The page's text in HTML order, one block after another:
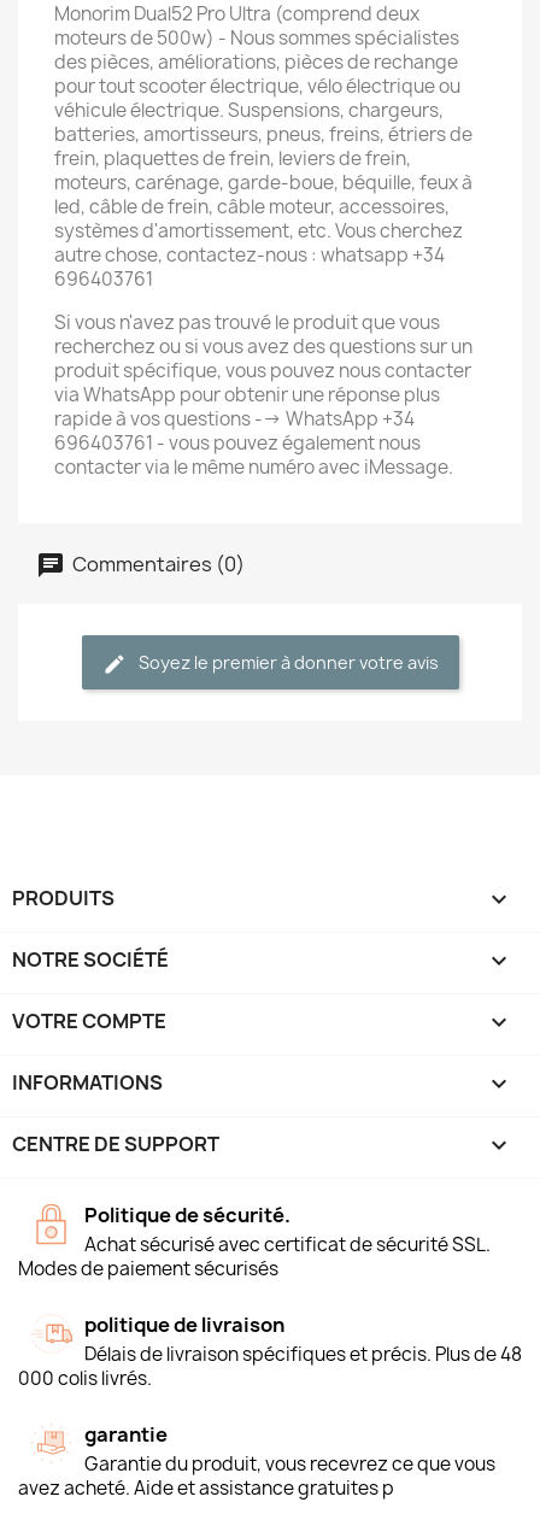
Monorim Dual52 Pro Ultra (comprend deux
moteurs de 500w) - Nous sommes spécialistes
des pièces, améliorations, pièces de rechange
pour tout scooter électrique, vélo électrique ou
véhicule électrique. Suspensions, chargeurs,
batteries, amortisseurs, pneus, freins, étriers de
frein, plaquettes de frein, leviers de frein,
moteurs, carénage, garde-boue, béquille, feux à
led, câble de frein, câble moteur, accessoires,
systèmes d'amortissement, etc. Vous cherchez
autre chose, contactez-nous : whatsapp +34
696403761
Si vous n'avez pas trouvé le produit que vous
recherchez ou si vous avez des questions sur un
produit spécifique, vous pouvez nous contacter
via WhatsApp pour obtenir une réponse plus
rapide à vos questions --> WhatsApp +34
696403761 - vous pouvez également nous
contacter via le même numéro avec iMessage.
Commentaires (0)
Soyez le premier à donner votre avis
PRODUITS 
NOTRE SOCIÉTÉ 
VOTRE COMPTE 
INFORMATIONS keyboard_arrow_down
CENTRE DE SUPPORT 
Politique de sécurité.
Achat sécurisé avec certificat de sécurité SSL.
Modes de paiement sécurisés
politique de livraison
Délais de livraison spécifiques et précis. Plus de 48
000 colis livrés.
garantie
Garantie du produit, vous recevrez ce que vous
avez acheté. Aide et assistance gratuites p